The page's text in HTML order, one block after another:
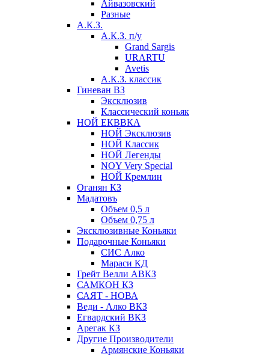
Айвазовский
Разные
А.К.З.
А.К.З. п/у
Grand Sargis
URARTU
Avetis
А.К.З. классик
Гиневан ВЗ
Эксклюзив
Классический коньяк
НОЙ ЕКВВКА
НОЙ Эксклюзив
НОЙ Классик
НОЙ Легенды
NOY Very Speсial
НОЙ Кремлин
Оганян КЗ
Мадатовъ
Объем 0,5 л
Объем 0,75 л
Эксклюзивные Коньяки
Подарочные Коньяки
СИС Алко
Мараси КД
Грейт Велли АВКЗ
САМКОН КЗ
САЯТ - НОВА
Веди - Алко ВКЗ
Егвардский ВКЗ
Арегак КЗ
Другие Производители
Армянские Коньяки